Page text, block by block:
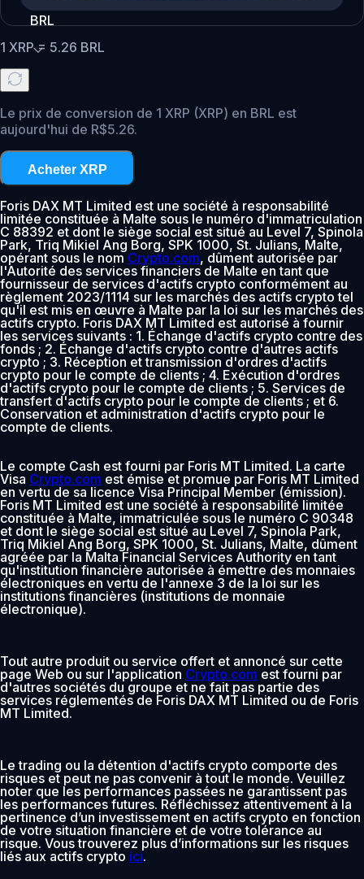
BRL
1 XRP= 5.26 BRL
Le prix de conversion de 1 XRP (XRP) en BRL est
aujourd'hui de R$5.26.
Acheter XRP
Foris DAX MT Limited est une société à responsabilité
limitée constituée à Malte sous le numéro d'immatriculation
C 88392 et dont le siège social est situé au Level 7, Spinola
Park, Triq Mikiel Ang Borg, SPK 1000, St. Julians, Malte,
opérant sous le nomCrypto.com, dûment autorisée par
l'Autorité des services financiers de Malte en tant que
fournisseur de services d'actifs crypto conformément au
règlement 2023/1114 sur les marchés des actifs crypto tel
qu'il est mis en œuvre à Malte par la loi sur les marchés des
actifs crypto. Foris DAX MT Limited est autorisé à fournir
les services suivants : 1. Échange d'actifs crypto contre des
fonds ; 2. Échange d'actifs crypto contre d'autres actifs
crypto ; 3. Réception et transmission d'ordres d'actifs
crypto pour le compte de clients ; 4. Exécution d'ordres
d'actifs crypto pour le compte de clients ; 5. Services de
transfert d'actifs crypto pour le compte de clients ; et 6.
Conservation et administration d'actifs crypto pour le
compte de clients.
Le compte Cash est fourni par Foris MT Limited. La carte
Visa Crypto.com est émise et promue par Foris MT Limited
en vertu de sa licence Visa Principal Member (émission).
Foris MT Limited est une société à responsabilité limitée
constituée à Malte, immatriculée sous le numéro C 90348
et dont le siège social est situé au Level 7, Spinola Park,
Triq Mikiel Ang Borg, SPK 1000, St. Julians, Malte, dûment
agréée par la Malta Financial Services Authority en tant
qu'institution financière autorisée à émettre des monnaies
électroniques en vertu de l'annexe 3 de la loi sur les
institutions financières (institutions de monnaie
électronique).
Tout autre produit ou service offert et annoncé sur cette
page Web ou sur l'application Crypto.com est fourni par
d'autres sociétés du groupe et ne fait pas partie des
services réglementés de Foris DAX MT Limited ou de Foris
MT Limited.
Le trading ou la détention d'actifs crypto comporte des
risques et peut ne pas convenir à tout le monde. Veuillez
noter que les performances passées ne garantissent pas
les performances futures. Réfléchissez attentivement à la
pertinence d’un investissement en actifs crypto en fonction
de votre situation financière et de votre tolérance au
risque. Vous trouverez plus d’informations sur les risques
liés aux actifs crypto ici.